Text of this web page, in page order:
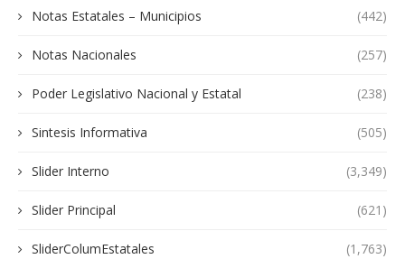
Notas Estatales – Municipios (442)
Notas Nacionales (257)
Poder Legislativo Nacional y Estatal (238)
Sintesis Informativa (505)
Slider Interno (3,349)
Slider Principal (621)
SliderColumEstatales (1,763)